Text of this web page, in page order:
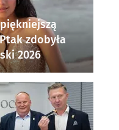
zdobyła
2026